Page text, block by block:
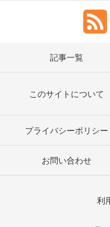
記事一覧
このサイトについて
プライバシーポリシー
お問い合わせ
利